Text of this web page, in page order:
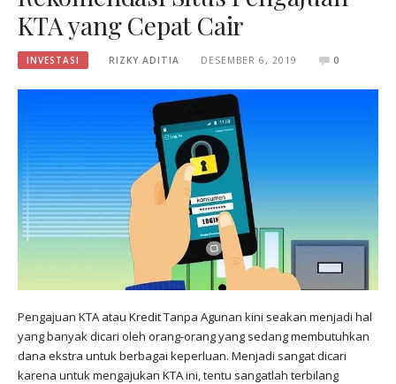
KTA yang Cepat Cair
INVESTASI‎ RIZKY ADITIA DESEMBER 6, 2019 0
Pengajuan KTA atau Kredit Tanpa Agunan kini seakan menjadi hal
yang banyak dicari oleh orang-orang yang sedang membutuhkan
dana ekstra untuk berbagai keperluan. Menjadi sangat dicari
karena untuk mengajukan KTA ini, tentu sangatlah terbilang